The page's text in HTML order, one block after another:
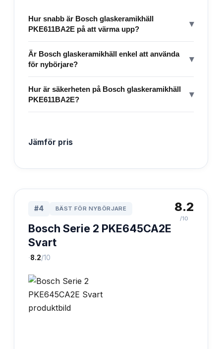
Hur snabb är Bosch glaskeramikhäll
PKE611BA2E på att värma upp?
▾
Är Bosch glaskeramikhäll enkel att använda
för nybörjare?
▾
Hur är säkerheten på Bosch glaskeramikhäll
PKE611BA2E?
▾
Jämför pris
#4 BÄST FÖR NYBÖRJARE
Bosch Serie 2 PKE645CA2E
Svart
·8.2/10
8.2
/10